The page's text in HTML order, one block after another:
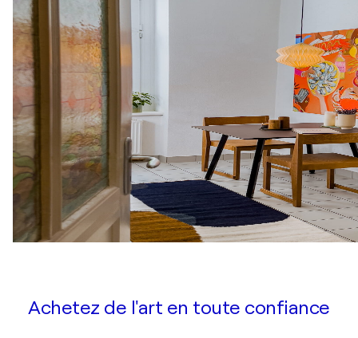
Achetez de l'art en toute confiance